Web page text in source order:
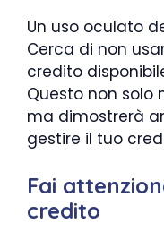
Un uso oculato
Cerca di non
credito
Questo non solo
ma dimostrerà
gestire il tuo
Fai
credito